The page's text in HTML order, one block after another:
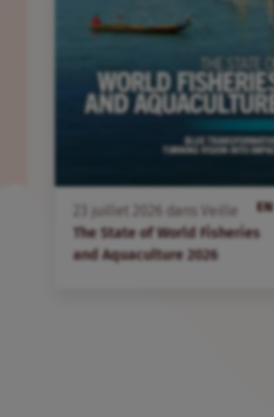
EN
juillet dans
Veille
The State of World Fisheries
and Aquaculture 2026